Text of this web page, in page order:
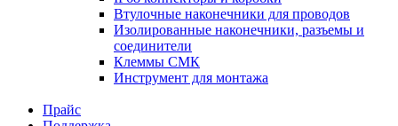
Втулочные наконечники для проводов
Изолированные наконечники, разъемы и
соединители
Клеммы СМК
Инструмент для монтажа
Прайс